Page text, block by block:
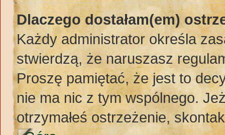
Dlaczego dostałam(em)
Każdy administrator określa
stwierdzą, że naruszasz
Proszę pamiętać, że jest to
nie ma nic z tym wspólnego.
otrzymałeś ostrzeżenie,